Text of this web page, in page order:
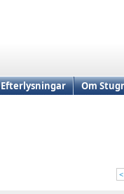
Efterlysningar Om